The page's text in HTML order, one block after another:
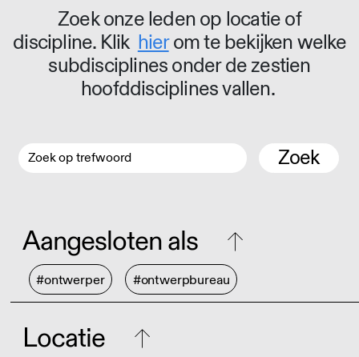
Zoek onze leden op locatie of
discipline. Klik hierom te bekijken welke
subdisciplines onder de zestien
hoofddisciplines vallen.
Zoek
Aangesloten als
#ontwerper #ontwerpbureau
Locatie